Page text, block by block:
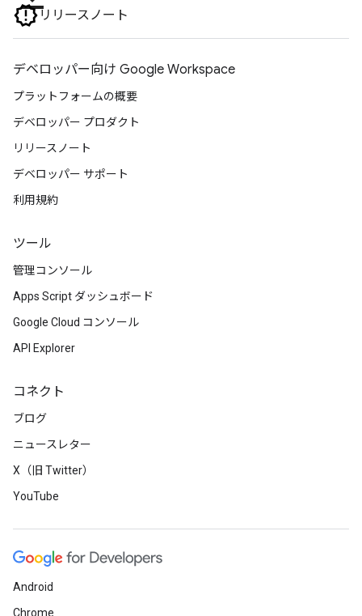
リリースノート
デベロッパー向け Google Workspace
プラットフォームの概要
デベロッパー プロダクト
リリースノート
デベロッパー サポート
利用規約
ツール
管理コンソール
Apps Script ダッシュボード
Google Cloud コンソール
API Explorer
コネクト
ブログ
ニュースレター
X（旧 Twitter）
YouTube
Android
Chrome